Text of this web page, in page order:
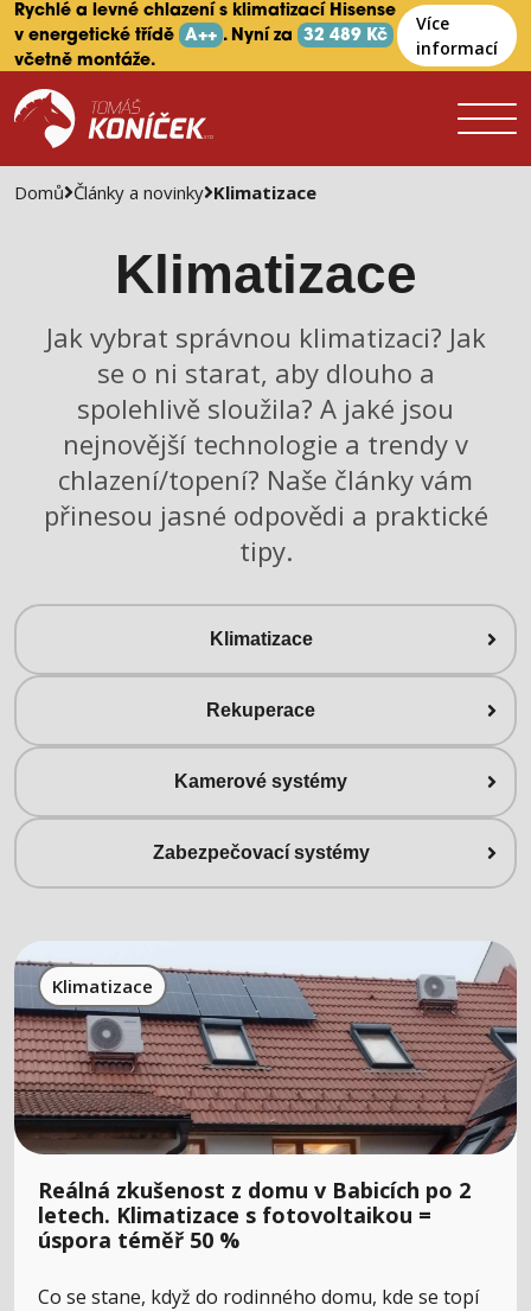
Domů Články a novinky Klimatizace
Klimatizace
Jak vybrat správnou klimatizaci? Jak
se o ni starat, aby dlouho a
spolehlivě sloužila? A jaké jsou
nejnovější technologie a trendy v
chlazení/topení? Naše články vám
přinesou jasné odpovědi a praktické
tipy.
Klimatizace
Rekuperace
Kamerové systémy
Zabezpečovací systémy
Klimatizace
Reálná zkušenost z domu v Babicích po 2
letech. Klimatizace s fotovoltaikou =
úspora téměř 50 %
Co se stane, když do rodinného domu, kde se topí
Rychlé a levné chlazení s klimatizací Hisense
v energetické třídě
A++ . Nyní za
32 489 Kč
včetně montáže.
Více
informací